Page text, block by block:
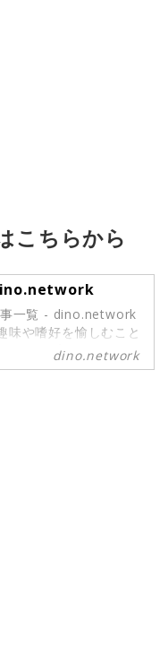
こちらから
一覧 - dino.network
味や嗜好を愉しむこと
ーピープルのために、
に創刊されたライフ
dino.network